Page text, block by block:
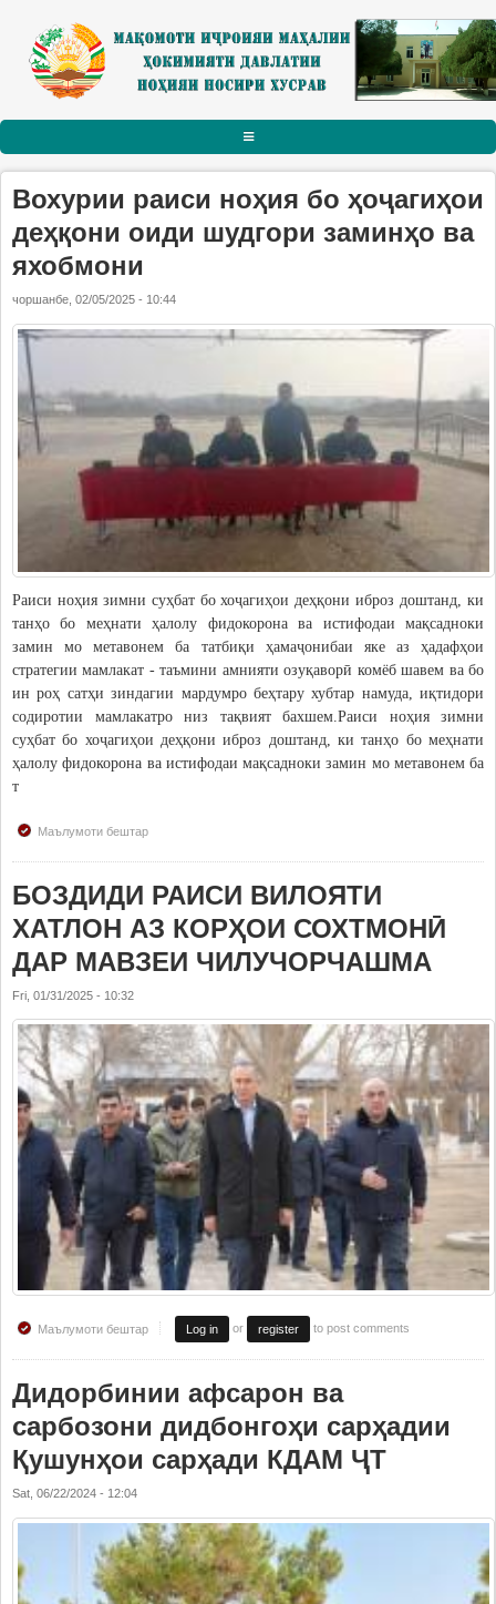
Skip to main content
АСОСӢ
РАИСИ НОҲИЯ
Тарҷумаи ҳол
Паёму табрикот
Суханрониҳо
Мулоқотҳо
МАҚОМОТИ ИҶРОИЯ
Дастгоҳи раиси ноҳия
Муовинони раиси ноҳия
Сохтор
Шаҳрак ва Деҳот
Таърихи ноҳияи Носири Хусрав
Иқтисодиёт
МАҚОМОТИ НАМОЯНДАГӢ
САНАДҲОИ МЕЪЁРӢ-ҲУҚУҚӢ
Қарорҳои маҷлиси вакилони халқ
Қарорҳои раиси ноҳия
Вохурии раиси ноҳия бо ҳоҷагиҳои
деҳқони оиди шудгори заминҳо ва
яхобмони
чоршанбе, 02/05/2025 - 10:44
Раиси ноҳия зимни суҳбат бо хоҷагиҳои деҳқони иброз доштанд, ки
танҳо бо меҳнати ҳалолу фидокорона ва истифодаи мақсадноки
замин мо метавонем ба татбиқи ҳамаҷонибаи яке аз ҳадафҳои
стратегии мамлакат - таъмини амнияти озуқаворӣ комёб шавем ва бо
ин роҳ сатҳи зиндагии мардумро беҳтару хубтар намуда, иқтидори
содиротии мамлакатро низ тақвият бахшем.Раиси ноҳия зимни
суҳбат бо хоҷагиҳои деҳқони иброз доштанд, ки танҳо бо меҳнати
ҳалолу фидокорона ва истифодаи мақсадноки замин мо метавонем ба
т
Маълумоти бештар
БОЗДИДИ РАИСИ ВИЛОЯТИ
ХАТЛОН АЗ КОРҲОИ СОХТМОНӢ
ДАР МАВЗЕИ ЧИЛУЧОРЧАШМА
Fri, 01/31/2025 - 10:32
Маълумоти бештар Log in or register to post comments
Дидорбинии афсарон ва
сарбозони дидбонгоҳи сарҳадии
Қушунҳои сарҳади КДАМ ҶТ
Sat, 06/22/2024 - 12:04